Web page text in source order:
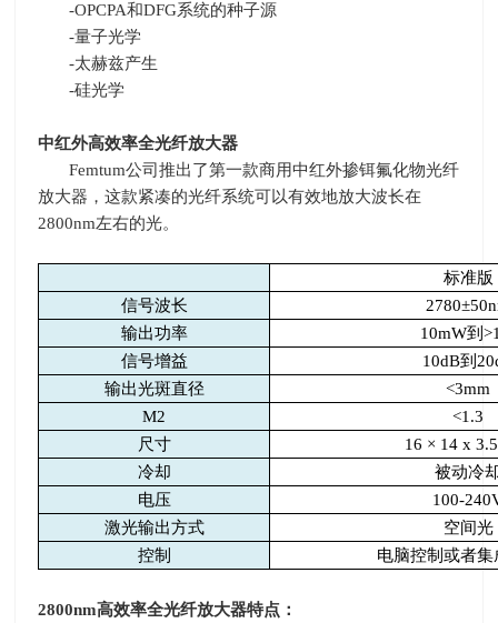
-OPCPA和DFG系统的种子源
-量子光学
-太赫兹产生
-硅光学
中红外高效率全光纤放大器
Femtum公司推出了第一款商用中红外掺铒氟化物光纤
放大器，这款紧凑的光纤系统可以有效地放大波长在
2800nm左右的光。
标准版
信号波长
2780±
输出功率
10mW到
信号增益
10dB到
输出光斑直径
<3mm
M2
<1.3
尺寸
16 × 14 x 3.5
冷却
被动冷
电压
100-
激光输出方式
空间光
控制
电脑控制或者
2800nm高效率全光纤放大器特点：